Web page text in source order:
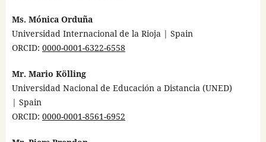
Ms. Mónica Orduña
Universidad Internacional de la Rioja | Spain
ORCID: 0000-0001-6322-6558
Mr. Mario Kölling
Universidad Nacional de Educación a Distancia (UNED)
| Spain
ORCID: 0000-0001-8561-6952